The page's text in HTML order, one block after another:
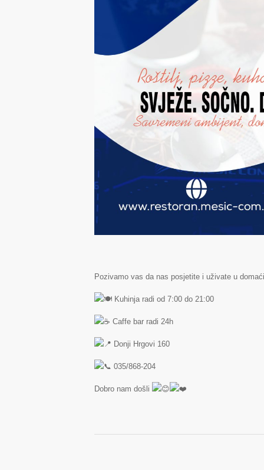
Pozivamo vas da nas posjetite i uživate u
Kuhinja radi od 7:00 do 21:00
Caffe bar radi 24h
Donji Hrgovi 160
035/868-204
Dobro nam došli